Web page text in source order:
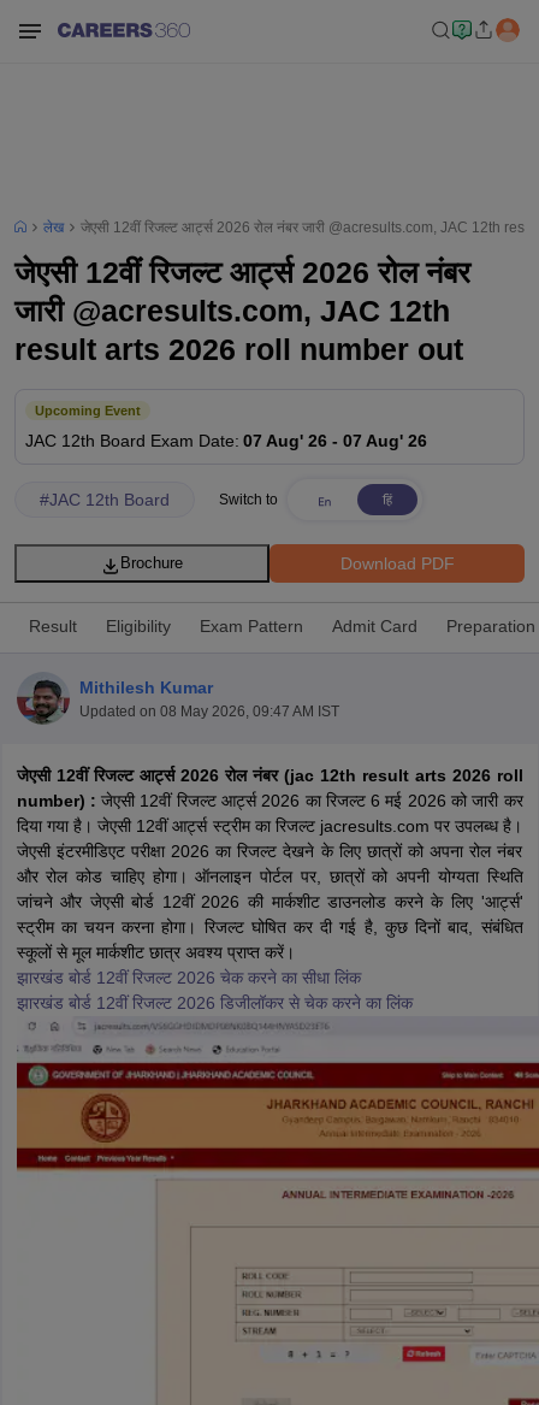
Time Table 2026
12th Supplementary Result 2026 Kerala Plus Two SAY Result 2026
HS Result 2026CBSE Class 12 Result Link 2026Punjab
CBSE 10th Science Question Paper 2026 Second ExamCBSE 10th
Question Paper 2026TS Inter Supplementary Question
SSLC Karnataka SSLCUK Board 10thGoa Board SSCPSEB 10th
ExamMP Board 12th UK Board 12thGoa Board HSSCPSEB 12th
Public School AdmissionsNavyug School AdmissionMGGS School
Schools in JaipurSchools in Lucknow Schools in GurgaonSchools
Schools in PunjabSchools in Bihar
Medium Schools in IndiaGujarati Medium Schools in India
Army Public Schools in India
HBSE 12th SyllabusHPBOSE 12th Syllabus
Class 12 Question PapersHBSE 12th Question Papers
GSEB SSC Question PapersGoa Board SSC Question PaperManipur
10th Syllabus
JAC 10th SyllabusOdisha 10th SyllabusKerala
for Class 10
Syllabus for Class 11Syllabus for Class 12NCERT
2026Digital Gujarat Scholarship 2026-27UP Scholarship
Knowledge OlympiadHBCSE Mathematical OlympiadView All
लेख जेएसी 12वीं रिजल्ट आर्ट्स 2026 रोल नंबर जारी @acresults.com, JAC 12th
जेएसी 12वीं रिजल्ट आर्ट्स 2026 रोल नंबर
जारी @acresults.com, JAC 12th
result arts 2026 roll number out
Upcoming Event
JAC 12th Board Exam Date: 07 Aug' 26 - 07 Aug' 26
#JAC 12th Board Switch to
Download PDF
Brochure
Result Eligibility Exam Pattern Admit Card Preparation
Mithilesh Kumar
Updated on 08 May 2026, 09:47 AM IST
जेएसी 12वीं रिजल्ट आर्ट्स 2026 रोल नंबर (jac 12th result arts 2026 roll
number) : जेएसी 12वीं रिजल्ट आर्ट्स 2026 का रिजल्ट 6 मई 2026 को जारी कर
दिया गया है। जेएसी 12वीं आर्ट्स स्ट्रीम का रिजल्ट jacresults.com पर उपलब्ध है।
जेएसी इंटरमीडिएट परीक्षा 2026 का रिजल्ट देखने के लिए छात्रों को अपना रोल नंबर
और रोल कोड चाहिए होगा। ऑनलाइन पोर्टल पर, छात्रों को अपनी योग्यता स्थिति
जांचने और जेएसी बोर्ड 12वीं 2026 की मार्कशीट डाउनलोड करने के लिए 'आर्ट्स'
स्ट्रीम का चयन करना होगा। रिजल्ट घोषित कर दी गई है, कुछ दिनों बाद, संबंधित
स्कूलों से मूल मार्कशीट छात्र अवश्य प्राप्त करें।
झारखंड बोर्ड 12वीं रिजल्ट 2026 चेक करने का सीधा लिंक
झारखंड बोर्ड 12वीं रिजल्ट 2026 डिजीलॉकर से चेक करने का लिंक